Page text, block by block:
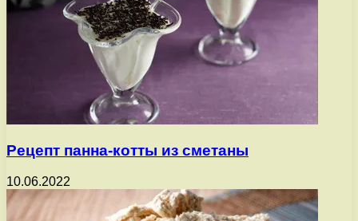
Рецепт панна-котты из сметаны
10.06.2022